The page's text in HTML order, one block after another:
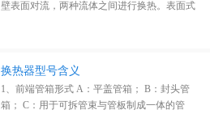
壁表面对流，两种流体之间进行换热。表面式
换热器型号含义
1、前端管箱形式 A：平盖管箱； B：封头管
箱； C：用于可拆管束与管板制成一体的管